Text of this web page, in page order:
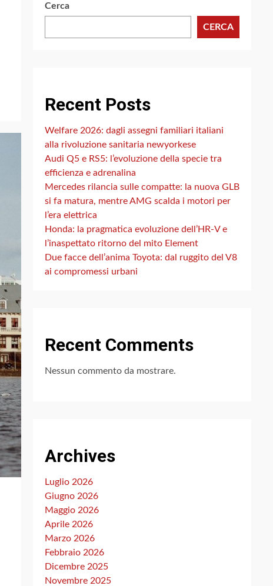
Cerca
CERCA
Recent Posts
Welfare 2026: dagli assegni familiari italiani
alla rivoluzione sanitaria newyorkese
Audi Q5 e RS5: l’evoluzione della specie tra
efficienza e adrenalina
Mercedes rilancia sulle compatte: la nuova GLB
si fa matura, mentre AMG scalda i motori per
l’era elettrica
Honda: la pragmatica evoluzione dell’HR-V e
l’inaspettato ritorno del mito Element
Due facce dell’anima Toyota: dal ruggito del V8
ai compromessi urbani
Recent Comments
Nessun commento da mostrare.
Archives
Luglio 2026
Giugno 2026
Maggio 2026
Aprile 2026
Marzo 2026
Febbraio 2026
Dicembre 2025
Novembre 2025